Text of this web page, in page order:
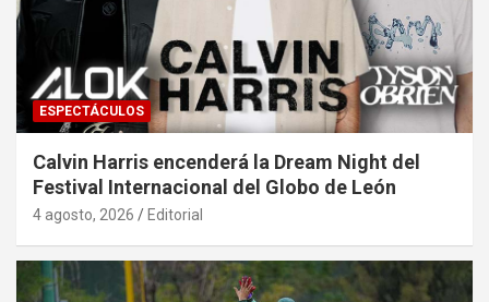
ESPECTÁCULOS
Calvin Harris encenderá la Dream Night del
Festival Internacional del Globo de León
4 agosto, 2026 Editorial